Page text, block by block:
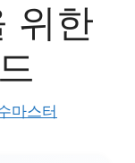
위한
마스터